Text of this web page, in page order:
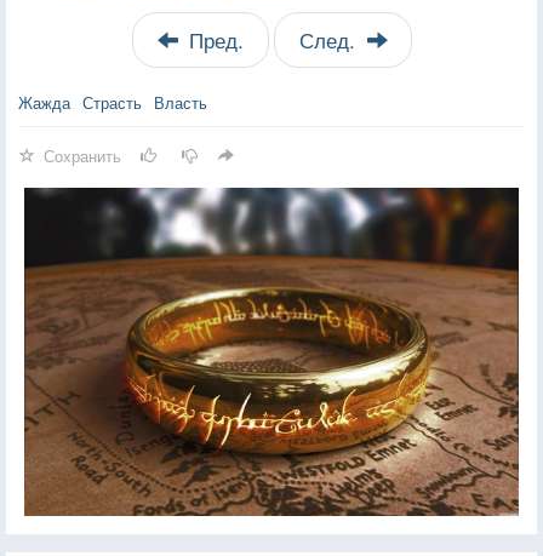
Пред. След.
Жажда Страсть Власть
Сохранить